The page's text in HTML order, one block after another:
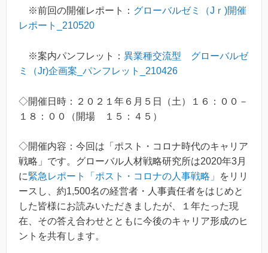
※前回の開催レポート： グローバルゼミ（Jｒ)開催
レポート_210520
※案内パンフレット： 異業種交流型 グローバルゼ
ミ（Jr)企画案_パンフレット_210426
◇開催日時：２０２１年６月５日（土）１６：００－
１８：００（開場 １５：４５）
◇開催内容：今回は「ポスト・コロナ時代のキャリア
戦略」です。グローバル人材戦略研究所は2020年3月
に緊急レポート「ポスト・コロナの人事戦略」
をリリ
ースし、約1,500名の経営者・人事責任者をはじめと
した皆様にお読みいただきましたが、１年たった現
在、その答え合わせとともに今後のキャリア形成のヒ
ントを共有します。